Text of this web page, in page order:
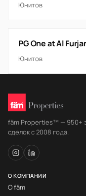
Юнитов
PG One at Al
Юнитов
fäm Properties™ — 950+
сделок с 2008 года.
О КОМПАНИИ
О fäm